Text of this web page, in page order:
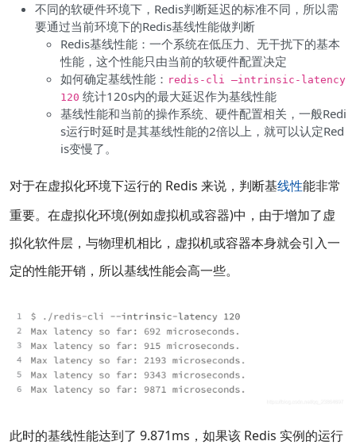
不同的软硬件环境下，Redis判断延迟的标准不同，所以需
要通过当前环境下的Redis基线性能做判断
Redis基线性能：一个系统在低压力、无干扰下的基本
性能，这个性能只由当前的软硬件配置决定
如何确定基线性能： redis-cli –intrinsic-latency
120 统计120s内的最大延迟作为基线性能
基线性能和当前的操作系统、硬件配置相关，一般Redi
s运行时延时是其基线性能的2倍以上，就可以认定Red
is变慢了。
对于在虚拟化环境下运行的 Redis 来说，判断基线性能非常
重要。在虚拟化环境(例如虚拟机或容器)中，由于增加了虚
拟化软件层，与物理机相比，虚拟机或容器本身就会引入一
定的性能开销，所以基线性能会高一些。
此时的基线性能达到了 9.871ms，如果该 Redis 实例的运行